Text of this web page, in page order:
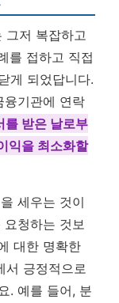
그저 복잡하고
를 접하고 직접
게 되었답니다.
융기관에 연락
를 받은 날로부
익을 최소화할
세우는 것이
청하는 것보
대한 명확한
서 긍정적으로
. 예를 들어, 분